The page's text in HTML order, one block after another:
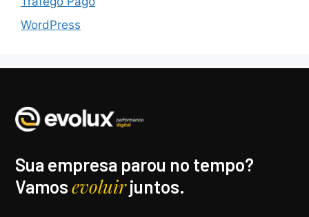
WordPress
Sua empresa parou no tempo?
Vamosevoluirjuntos.